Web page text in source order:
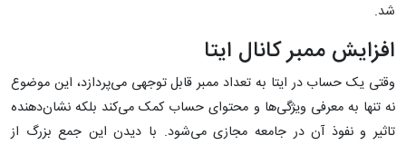
شد.
افزایش ممبر کانال ایتا
وقتی یک حساب در ایتا به تعداد ممبر قابل توجهی می‌پردازد، این موضوع
نه تنها به معرفی ویژگی‌ها و محتوای حساب کمک می‌کند بلکه نشان‌دهنده
تاثیر و نفوذ آن در جامعه مجازی می‌شود. با دیدن این جمع بزرگ از